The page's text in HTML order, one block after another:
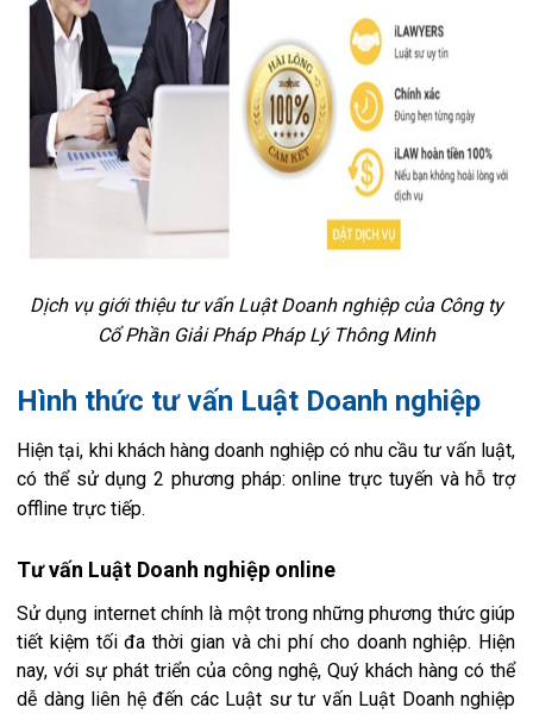
Dịch vụ giới thiệu tư vấn Luật Doanh nghiệp của Công ty
Cổ Phần Giải Pháp Pháp Lý Thông Minh
Hình thức tư vấn Luật Doanh nghiệp
Hiện tại, khi khách hàng doanh nghiệp có nhu cầu tư vấn luật,
có thể sử dụng 2 phương pháp: online trực tuyến và hỗ trợ
offline trực tiếp.
Tư vấn Luật Doanh nghiệp online
Sử dụng internet chính là một trong những phương thức giúp
tiết kiệm tối đa thời gian và chi phí cho doanh nghiệp. Hiện
nay, với sự phát triển của công nghệ, Quý khách hàng có thể
dễ dàng liên hệ đến các Luật sư tư vấn Luật Doanh nghiệp